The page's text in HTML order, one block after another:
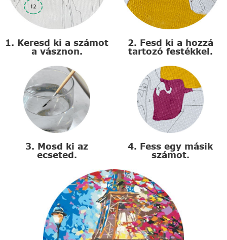
1. Keresd ki a számot
a vásznon.
2. Fesd ki a hozzá
tartozó festékkel.
3. Mosd ki az
ecseted.
4. Fess egy másik
számot.